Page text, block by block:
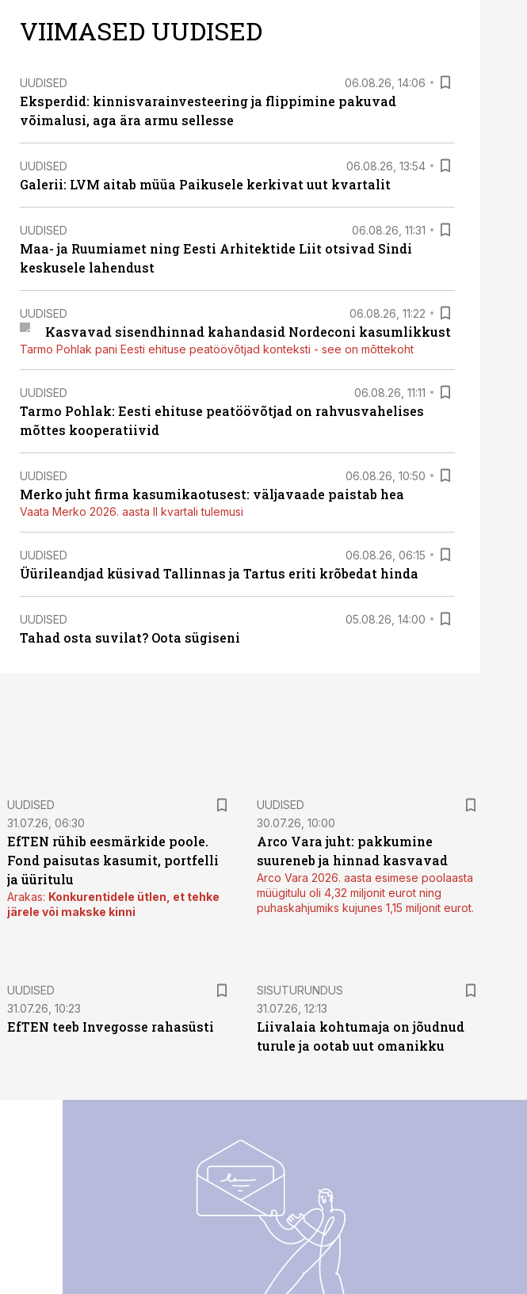
VIIMASED UUDISED
UUDISED 06.08.26, 14:06
Eksperdid: kinnisvarainvesteering ja flippimine pakuvad
võimalusi, aga ära armu sellesse
UUDISED 06.08.26, 13:54
Galerii: LVM aitab müüa Paikusele kerkivat uut kvartalit
UUDISED 06.08.26, 11:31
Maa- ja Ruumiamet ning Eesti Arhitektide Liit otsivad Sindi
keskusele lahendust
UUDISED 06.08.26, 11:22
Kasvavad sisendhinnad kahandasid Nordeconi kasumlikkust
Tarmo Pohlak pani Eesti ehituse peatöövõtjad konteksti - see on mõttekoht
UUDISED 06.08.26, 11:11
Tarmo Pohlak: Eesti ehituse peatöövõtjad on rahvusvahelises
mõttes kooperatiivid
UUDISED 06.08.26, 10:50
Merko juht firma kasumikaotusest: väljavaade paistab hea
Vaata Merko 2026. aasta II kvartali tulemusi
UUDISED 06.08.26, 06:15
Üürileandjad küsivad Tallinnas ja Tartus eriti krõbedat hinda
UUDISED 05.08.26, 14:00
Tahad osta suvilat? Oota sügiseni
UUDISED
31.07.26, 06:30
EfTEN rühib eesmärkide poole.
Fond paisutas kasumit, portfelli
ja üüritulu
Arakas: Konkurentidele ütlen, et tehke
järele või makske kinni
UUDISED
30.07.26, 10:00
Arco Vara juht: pakkumine
suureneb ja hinnad kasvavad
Arco Vara 2026. aasta esimese poolaasta
müügitulu oli 4,32 miljonit eurot ning
puhaskahjumiks kujunes 1,15 miljonit eurot.
UUDISED
31.07.26, 10:23
EfTEN teeb Invegosse rahasüsti
ST
SISUTURUNDUS
31.07.26, 12:13
Liivalaia kohtumaja on jõudnud
turule ja ootab uut omanikku